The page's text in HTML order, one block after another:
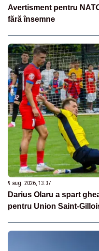
Avertisment pentru
fără însemne
9 aug. 2026, 13:37
Darius Olaru a spart
pentru Union Saint-